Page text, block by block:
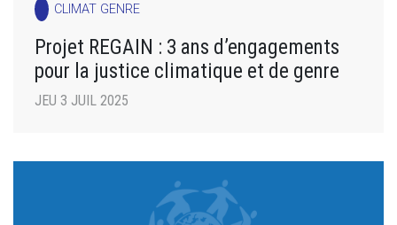
CLIMAT GENRE
Projet REGAIN : 3 ans d’engagements
pour la justice climatique et de genre
JEU 3 JUIL 2025